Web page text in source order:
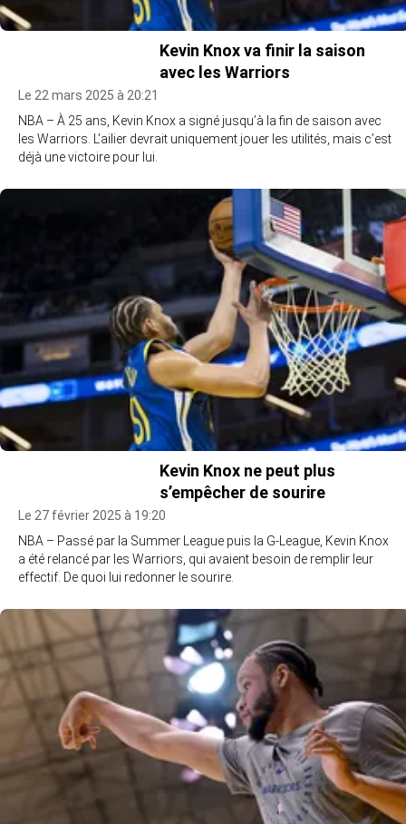
Kevin Knox va finir la saison
avec les Warriors
Le 22 mars 2025 à 20:21
NBA – À 25 ans, Kevin Knox a signé jusqu’à la fin de saison avec
les Warriors. L’ailier devrait uniquement jouer les utilités, mais c’est
déjà une victoire pour lui.
Kevin Knox ne peut plus
s’empêcher de sourire
Le 27 février 2025 à 19:20
NBA – Passé par la Summer League puis la G-League, Kevin Knox
a été relancé par les Warriors, qui avaient besoin de remplir leur
effectif. De quoi lui redonner le sourire.